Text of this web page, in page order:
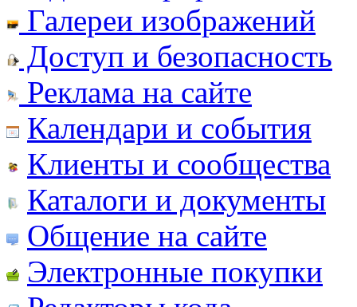
Галереи изображений
Доступ и безопасность
Реклама на сайте
Календари и события
Клиенты и сообщества
Каталоги и документы
Общение на сайте
Электронные покупки